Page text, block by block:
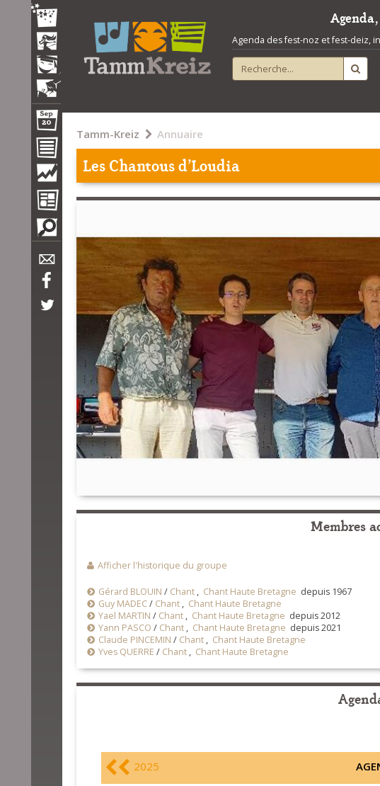
Agenda des fest-noz et fest-deiz,
Tamm-Kreiz Annuaire
Les Chantous d'Loudia
Membres
Afficher l'historique du groupe
Gérard BLOUIN / Chant, Chant Haute Bretagne depuis 1967
Guy MADEC/ Chant, Chant Haute Bretagne
Yael MARTIN / Chant, Chant Haute Bretagne depuis 2012
Yann PASCO / Chant, Chant Haute Bretagne depuis 2021
Claude PINCEMIN / Chant, Chant Haute Bretagne
Yves QUERRE / Chant, Chant Haute Bretagne
2025